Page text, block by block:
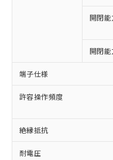
開閉能
開閉
端子仕様
許容操作頻度
絶縁抵抗
耐電圧
本サービ
商品の当
(税抜)を
当社制御
本サービ
ことをご
在庫状況
記載して
タに基づ
覧された
準価格と
調査・確認中
非含有の対応
非該当品：ラ
害物質有無と関
仕入先様の事情
いたものが、
むを得ず変更す
*EU RoHS指令（10物
鉛(Pb) 1000ppm以下
六価クロム(Cr(Ⅵ))
※1 中国
「○」：最大均
基準値以下であ
「×」：最大均
基準値を超えて
「－」：未確認
*中国RoHS10物質の
当社は、
為替およ
（以下｢
または国
国政府の
可)を取得